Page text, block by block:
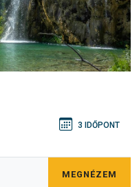
3 IDŐPONT
MEGNÉZEM